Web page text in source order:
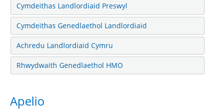
Cymdeithas Landlordiaid Preswyl
Cymdeithas Genedlaethol Landlordiaid
Achredu Landlordiaid Cymru
Rhwydwaith Genedlaethol HMO
Apelio